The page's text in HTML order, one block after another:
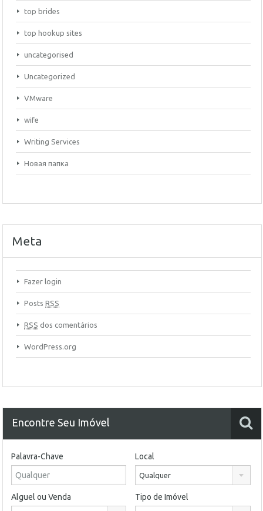
top brides
top hookup sites
uncategorised
Uncategorized
VMware
wife
Writing Services
Новая папка
Meta
Fazer login
Posts RSS
RSS dos comentários
WordPress.org
Encontre Seu Imóvel
Palavra-Chave Local
Qualquer
Alguel ou Venda Tipo de Imóvel